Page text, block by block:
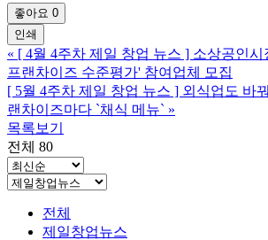
좋아요 0
인쇄
« [ 4월 4주차 제일 창업 뉴스 ] 소상공인시
프랜차이즈 수준평가' 참여업체 모집
[ 5월 4주차 제일 창업 뉴스 ] 외식업도 바
랜차이즈마다 `채식 메뉴` »
목록보기
전체 80
전체
제일창업뉴스